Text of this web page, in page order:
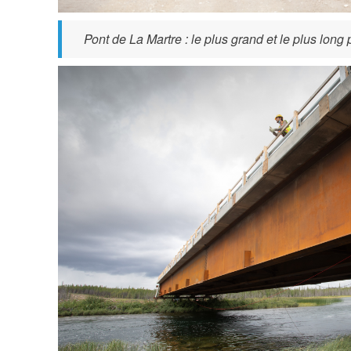
_
b
m
2
5
.
_
Pont de La Martre : le plus grand et le plus
r
r
e
_
r